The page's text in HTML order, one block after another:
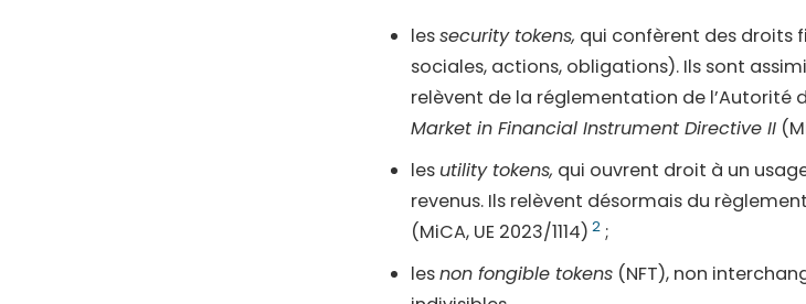
lessecurity tokens, qui confèrent des droits
sociales, actions, obligations). Ils sont
relèvent de la réglementation de l’Autorité
Market in Financial Instrument Directive II
les utility tokens, qui ouvrent droit à un
revenus. Ils relèvent désormais du
(MiCA, UE 2023/1114) 2;
lesnon fongible tokens (NFT), non